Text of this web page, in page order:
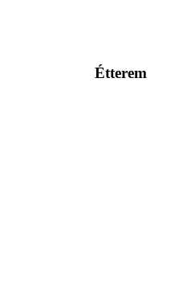
Étterem